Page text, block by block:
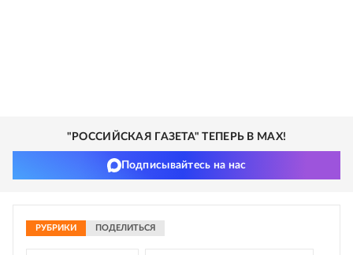
"РОССИЙСКАЯ ГАЗЕТА" ТЕПЕРЬ В MAX!
Подписывайтесь на нас
РУБРИКИ ПОДЕЛИТЬСЯ